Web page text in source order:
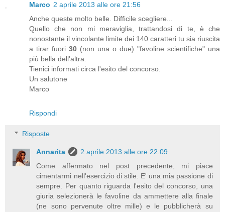
Marco 2 aprile 2013 alle ore 21:56
Anche queste molto belle. Difficile scegliere...
Quello che non mi meraviglia, trattandosi di te, è che
nonostante il vincolante limite dei 140 caratteri tu sia riuscita
a tirar fuori 30 (non una o due) "favoline scientifiche" una
più bella dell'altra.
Tienici informati circa l'esito del concorso.
Un salutone
Marco
Rispondi
Risposte
Annarita
2 aprile 2013 alle ore 22:09
Come affermato nel post precedente, mi piace
cimentarmi nell'esercizio di stile. E' una mia passione di
sempre. Per quanto riguarda l'esito del concorso, una
giuria selezionerà le favoline da ammettere alla finale
(ne sono pervenute oltre mille) e le pubblicherà su